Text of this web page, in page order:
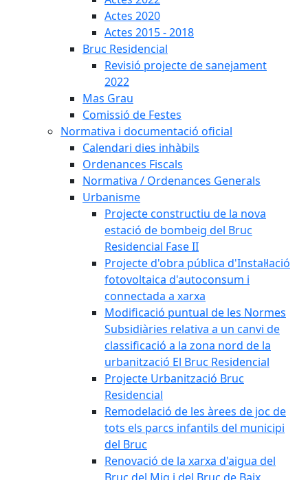
Actes 2020
Actes 2015 - 2018
Bruc Residencial
Revisió projecte de sanejament
2022
Mas Grau
Comissió de Festes
Normativa i documentació oficial
Calendari dies inhàbils
Ordenances Fiscals
Normativa / Ordenances Generals
Urbanisme
Projecte constructiu de la nova
estació de bombeig del Bruc
Residencial Fase II
Projecte d'obra pública d'Instal·lació
fotovoltaica d'autoconsum i
connectada a xarxa
Modificació puntual de les Normes
Subsidiàries relativa a un canvi de
classificació a la zona nord de la
urbanització El Bruc Residencial
Projecte Urbanització Bruc
Residencial
Remodelació de les àrees de joc de
tots els parcs infantils del municipi
del Bruc
Renovació de la xarxa d'aigua del